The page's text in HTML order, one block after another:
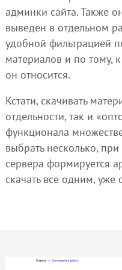
админки сайта. Также
выведен в отдельном
удобной фильтрацией
материалов и по тому,
он относится.
Кстати, скачивать
отдельности, так и
функционала
выбрать несколько,
сервера формируется
скачать все одним,